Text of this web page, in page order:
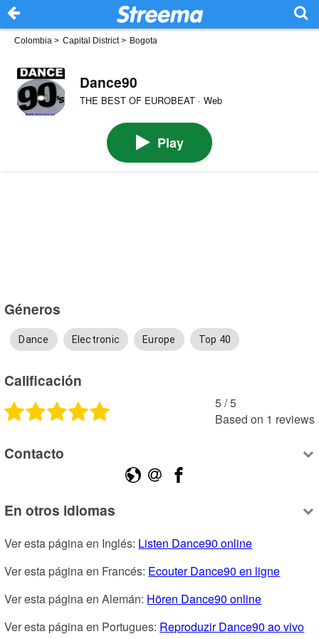
Colombia > Capital District> Bogota
Dance90
THE BEST OF EUROBEAT · Web
Play
Géneros
Dance Electronic Europe Top 40
Calificación
5 /5
Based on 1 reviews
Contacto
En otros idiomas
Ver esta página en Inglés: Listen Dance90 online
Ver esta página en Francés: Ecouter Dance90 en ligne
Ver esta página en Alemán: Hören Dance90 online
Ver esta página en Portugues: Reproduzir Dance90 ao vivo